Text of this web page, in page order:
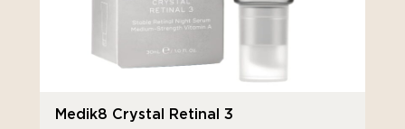
Medik8 Crystal Retinal 3